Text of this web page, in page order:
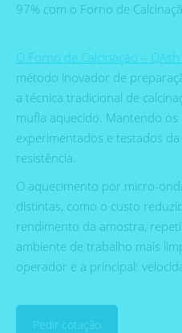
97% com o Forno de
O Forno de Calcinação –
método inovador de
a técnica tradicional de
mufla aquecido. Mantendo os
experimentados e testados
resistência.
O aquecimento por micro-
distintas, como o custo
rendimento da amostra,
ambiente de trabalho mais
operador e a principal:
Pedir cotação